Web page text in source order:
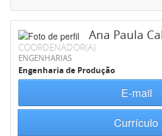
Ana Paula
COORDENADOR(A)
ENGENHARIAS
Engenharia de Produção
E-mail
Currículo